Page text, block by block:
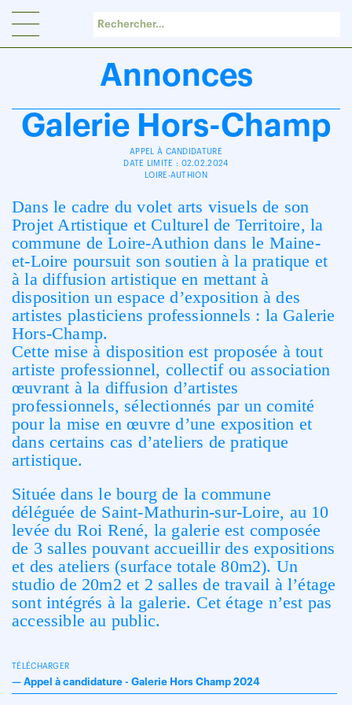
Annonces
Galerie Hors-Champ
APPEL À CANDIDATURE
DATE LIMITE : 02.02.2024
LOIRE-AUTHION
Dans le cadre du volet arts visuels de son
Projet Artistique et Culturel de Territoire, la
commune de Loire-Authion dans le Maine-
et-Loire poursuit son soutien à la pratique et
à la diffusion artistique en mettant à
disposition un espace d’exposition à des
artistes plasticiens professionnels : la Galerie
Hors-Champ.
Cette mise à disposition est proposée à tout
artiste professionnel, collectif ou association
œuvrant à la diffusion d’artistes
professionnels, sélectionnés par un comité
pour la mise en œuvre d’une exposition et
dans certains cas d’ateliers de pratique
artistique.
Située dans le bourg de la commune
déléguée de Saint-Mathurin-sur-Loire, au 10
levée du Roi René, la galerie est composée
de 3 salles pouvant accueillir des expositions
et des ateliers (surface totale 80m2). Un
studio de 20m2 et 2 salles de travail à l’étage
sont intégrés à la galerie. Cet étage n’est pas
accessible au public.
TÉLÉCHARGER
— Appel à candidature - Galerie Hors Champ 2024